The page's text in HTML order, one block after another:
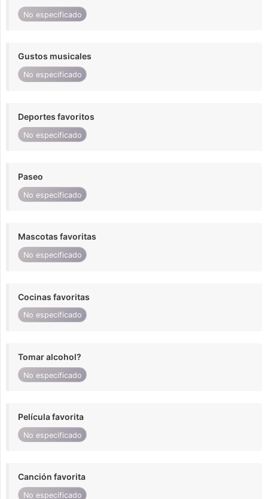
No especificado
Gustos musicales
No especificado
Deportes favoritos
No especificado
Paseo
No especificado
Mascotas favoritas
No especificado
Cocinas favoritas
No especificado
Tomar alcohol?
No especificado
Película favorita
No especificado
Canción favorita
No especificado